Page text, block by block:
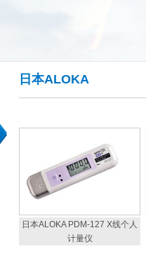
日本ALOKA
日本ALOKA PDM-127 X线个人
计量仪